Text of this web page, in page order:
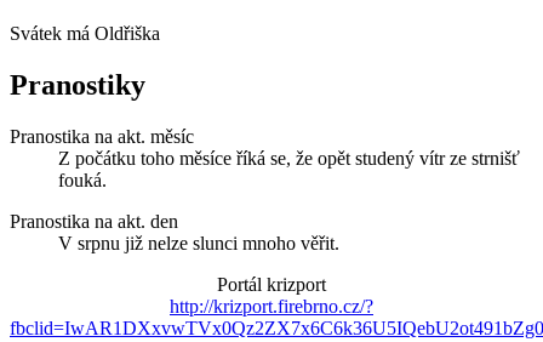
Svátek má Oldřiška
Pranostiky
Pranostika na akt. měsíc
Z počátku toho měsíce říká se, že opět studený vítr ze strnišť
fouká.
Pranostika na akt. den
V srpnu již nelze slunci mnoho věřit.
Portál krizport
http://krizport.firebrno.cz/?